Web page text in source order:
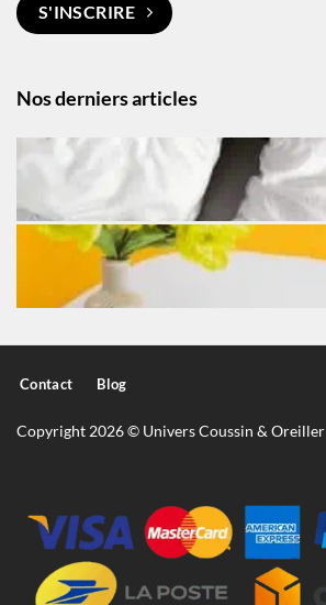
Nos derniers articles
S'INSCRIRE
Contact Blog
Copyright 2026 © Univers Coussin & Oreiller